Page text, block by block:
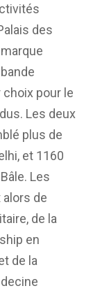
des
pour le
Les deux
plus de
et 1160
Les
de
de la
en
de la